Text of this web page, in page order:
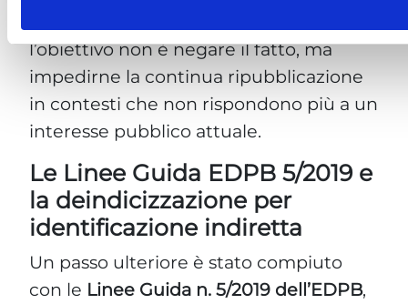
l’obiettivo non è negare il fatto, ma
impedirne la continua ripubblicazione
in contesti che non rispondono più a un
interesse pubblico attuale.
Le Linee Guida EDPB 5/2019 e
la deindicizzazione per
identificazione indiretta
Un passo ulteriore è stato compiuto
con le Linee Guida n. 5/2019 dell’EDPB,